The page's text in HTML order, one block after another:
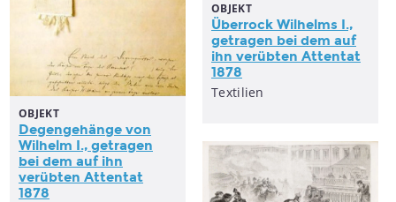
OBJEKT
Überrock Wilhelms I.,
getragen bei dem auf
ihn verübten Attentat
1878
Textilien
OBJEKT
Degengehänge von
Wilhelm I., getragen
bei dem auf ihn
verübten Attentat
1878